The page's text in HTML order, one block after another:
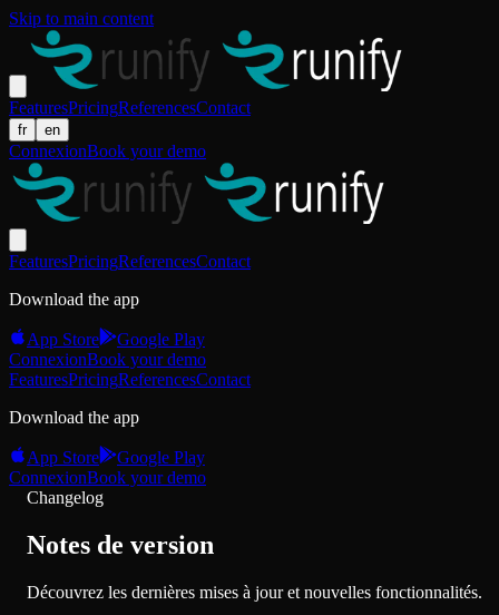
Skip to main content
FeaturesPricingReferencesContact
fr en
ConnexionBook your demo
FeaturesPricingReferencesContact
Download the app
App Store
Google Play
ConnexionBook your demo
FeaturesPricingReferencesContact
Download the app
App Store
Google Play
ConnexionBook your demo
Changelog
Notes de version
Découvrez les dernières mises à jour et nouvelles fonctionnalités.